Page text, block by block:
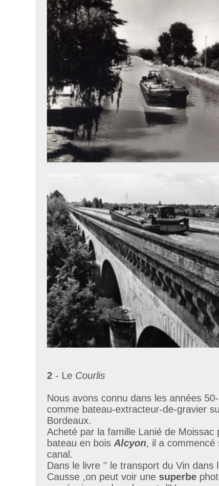
2 - Le Courlis
Nous avons connu dans les années
comme bateau-extracteur-de-gravier
Bordeaux.
Acheté par la famille Lanié de Moissac
bateau en boisAlcyon, il a
canal.
Dans le livre '' le transport du Vin dans
Causse ,on peut voir une superbe